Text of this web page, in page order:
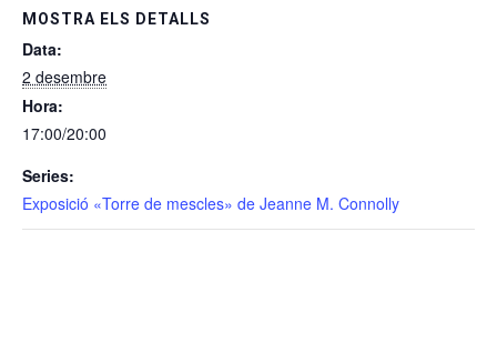
MOSTRA ELS DETALLS
Data:
2 desembre
Hora:
17:00/20:00
Series:
Exposició «Torre de mescles» de Jeanne M. Connolly